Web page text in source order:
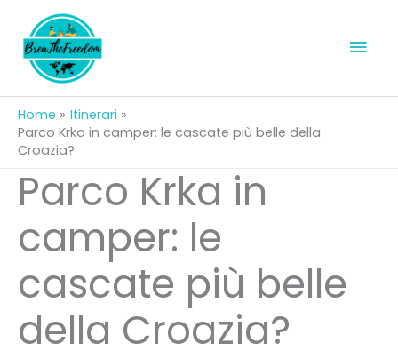
contenuto
Home
Itinerari
Parco Krka in camper: le cascate più belle della
Croazia?
Parco Krka in
camper: le
cascate più belle
della Croazia?